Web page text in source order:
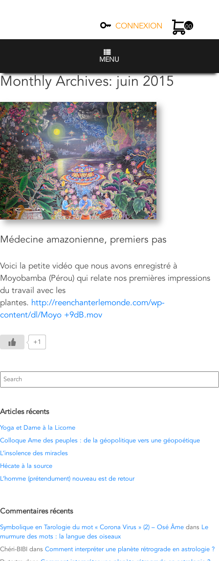
CONNEXION 00
MENU
Monthly Archives:juin 2015
Médecine amazonienne, premiers pas
Voici la petite vidéo que nous avons enregistré à
Moyobamba (Pérou) qui relate nos premières impressions
du travail avec les
plantes. http://reenchanterlemonde.com/wp-
content/dl/Moyo +9dB.mov
+1
Search
for:
Articles récents
Yoga et Dame à la Licorne
Colloque Ame des peuples : de la géopolitique vers une géopoétique
L’insolence des miracles
Hécate à la source
L’homme (prétendument) nouveau est de retour
Commentaires récents
Symbolique en Tarologie du mot « Corona Virus » (2) – Osé Âme dans Le
murmure des mots : la langue des oiseaux
Chéri-BIBI dans Comment interpréter une planète rétrograde en astrologie ?